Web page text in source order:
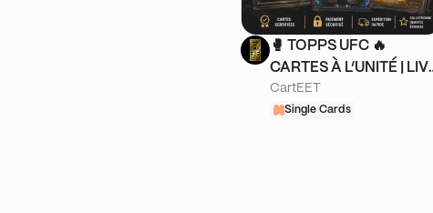
🥊 TOPPS UFC 🔥
CARTES À L’UNITÉ |
🔴 | AUTOGRAPHES &
NUMÉROTÉES
CartEET
Single Cards